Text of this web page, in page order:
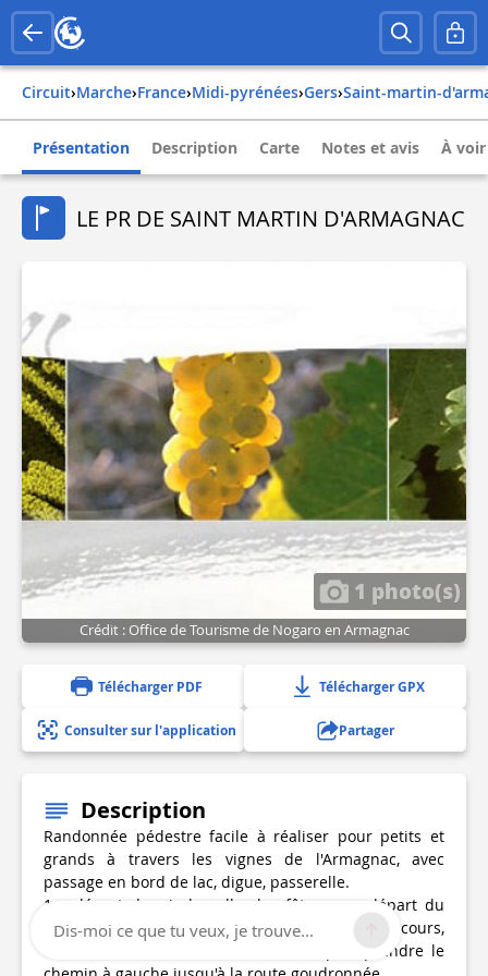
Circuit› Marche› france› midi-pyrénées› gers› saint-martin-
Présentation Description Carte Notes et avis À
LE PR DE SAINT MARTIN D'ARMAGNAC
1 photo(s)
Crédit : Office de Tourisme de Nogaro en Armagnac
Télécharger PDF Télécharger GPX
Consulter sur l'application Partager
Description
Randonnée pédestre facile à réaliser pour petits et
grands à travers les vignes de l'Armagnac, avec
passage en bord de lac, digue, passerelle.
1 - départ depuis la salle des fêtes : au départ du
panneau balisage jaune des PR sur tout le parcours,
descendre vers le nord sur 1100 m, puis prendre le
Dis-moi ce que tu veux, je trouve...